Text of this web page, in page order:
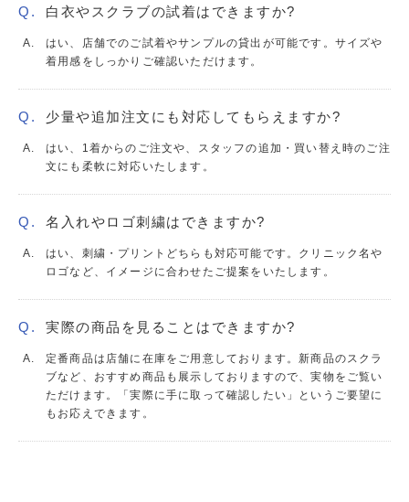
白衣やスクラブの試着はできますか?
はい、店舗でのご試着やサンプルの貸出が可能です。サイズや
着用感をしっかりご確認いただけます。
少量や追加注文にも対応してもらえますか?
はい、1着からのご注文や、スタッフの追加・買い替え時のご注
文にも柔軟に対応いたします。
名入れやロゴ刺繍はできますか?
はい、刺繍・プリントどちらも対応可能です。クリニック名や
ロゴなど、イメージに合わせたご提案をいたします。
実際の商品を見ることはできますか?
定番商品は店舗に在庫をご用意しております。新商品のスクラ
ブなど、おすすめ商品も展示しておりますので、実物をご覧い
ただけます。「実際に手に取って確認したい」というご要望に
もお応えできます。